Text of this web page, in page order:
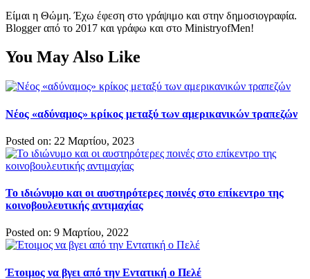
Είμαι η Θώμη. Έχω έφεση στο γράψιμο και στην δημοσιογραφία.
Blogger από το 2017 και γράφω και στο MinistryofMen!
You May Also Like
Νέος «αδύναμος» κρίκος μεταξύ των αμερικανικών τραπεζών
Posted on: 22 Μαρτίου, 2023
Το ιδιώνυμο και οι αυστηρότερες ποινές στο επίκεντρο της
κοινοβουλευτικής αντιμαχίας
Posted on: 9 Μαρτίου, 2022
Έτοιμος να βγει από την Εντατική ο Πελέ